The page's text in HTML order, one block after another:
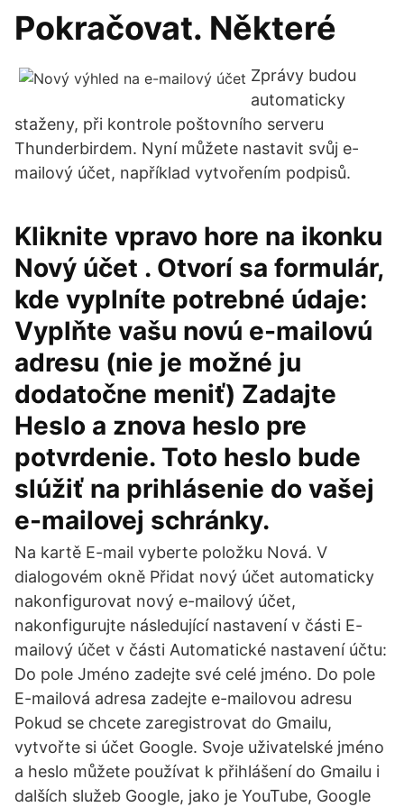
Pokračovat. Některé
Zprávy budou
automaticky
staženy, při kontrole poštovního serveru
Thunderbirdem. Nyní můžete nastavit svůj e-
mailový účet, například vytvořením podpisů.
Kliknite vpravo hore na ikonku
Nový účet . Otvorí sa formulár,
kde vyplníte potrebné údaje:
Vyplňte vašu novú e-mailovú
adresu (nie je možné ju
dodatočne meniť) Zadajte
Heslo a znova heslo pre
potvrdenie. Toto heslo bude
slúžiť na prihlásenie do vašej
e-mailovej schránky.
Na kartě E-mail vyberte položku Nová. V
dialogovém okně Přidat nový účet automaticky
nakonfigurovat nový e-mailový účet,
nakonfigurujte následující nastavení v části E-
mailový účet v části Automatické nastavení účtu:
Do pole Jméno zadejte své celé jméno. Do pole
E-mailová adresa zadejte e-mailovou adresu
Pokud se chcete zaregistrovat do Gmailu,
vytvořte si účet Google. Svoje uživatelské jméno
a heslo můžete používat k přihlášení do Gmailu i
dalších služeb Google, jako je YouTube, Google